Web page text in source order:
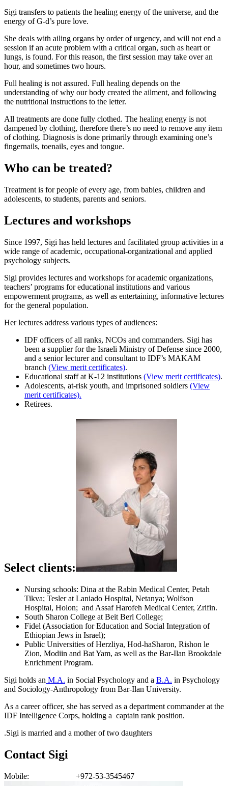
Sigi transfers to patients the healing energy of the universe, and the
energy of G-d’s pure love.
She deals with ailing organs by order of urgency, and will not end a
session if an acute problem with a critical organ, such as heart or
lungs, is found. For this reason, the first session may take over an
hour, and sometimes two hours.
Full healing is not assured. Full healing depends on the
understanding of why our body created the ailment, and following
the nutritional instructions to the letter.
All treatments are done fully clothed. The healing energy is not
dampened by clothing, therefore there’s no need to remove any item
of clothing. Diagnosis is done primarily through examining one’s
fingernails, toenails, eyes and tongue.
Who can be treated?
Treatment is for people of every age, from babies, children and
adolescents, to students, parents and seniors.
Lectures and workshops
Since 1997, Sigi has held lectures and facilitated group activities in a
wide range of academic, occupational-organizational and applied
psychology subjects.
Sigi provides lectures and workshops for academic organizations,
teachers’ programs for educational institutions and various
empowerment programs, as well as entertaining, informative lectures
for the general population.
Her lectures address various types of audiences:
IDF officers of all ranks, NCOs and commanders. Sigi has
been a supplier for the Israeli Ministry of Defense since 2000,
and a senior lecturer and consultant to IDF’s MAKAM
branch (View merit certificates).
Educational staff at K-12 institutions (View merit certificates).
Adolescents, at-risk youth, and imprisoned soldiers (View
merit certificates).
Retirees.
Select clients:
Nursing schools: Dina at the Rabin Medical Center, Petah
Tikva; Tesler at Laniado Hospital, Netanya; Wolfson
Hospital, Holon; and Assaf Harofeh Medical Center, Zrifin.
South Sharon College at Beit Berl College;
Fidel (Association for Education and Social Integration of
Ethiopian Jews in Israel);
Public Universities of Herzliya, Hod-haSharon, Rishon le
Zion, Modiin and Bat Yam, as well as the Bar-Ilan Brookdale
Enrichment Program.
Sigi holds an M.A. in Social Psychology and a B.A. in Psychology
and Sociology-Anthropology from Bar-Ilan University.
As a career officer, she has served as a department commander at the
IDF Intelligence Corps, holding a captain rank position.
Sigi is married and a mother of two daughters.
Contact Sigi
Mobile: +972-53-3545467